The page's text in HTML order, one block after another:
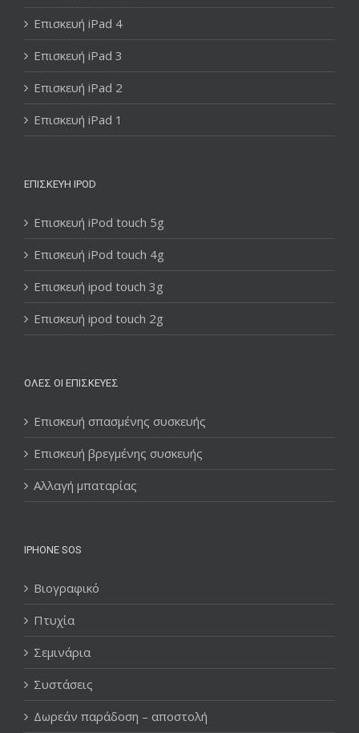
Επισκευή iPad 4
Επισκευή iPad 3
Επισκευή iPad 2
Επισκευή iPad 1
ΕΠΙΣΚΕΥΉ IPOD
Επισκευή iPod touch 5g
Επισκευή iPod touch 4g
Επισκευή ipod touch 3g
Επισκευή ipod touch 2g
ΌΛΕΣ ΟΙ ΕΠΙΣΚΕΥΈΣ
Επισκευή σπασμένης συσκευής
Επισκευή βρεγμένης συσκευής
Αλλαγή μπαταρίας
IPHONE SOS
Βιογραφικό
Πτυχία
Σεμινάρια
Συστάσεις
Δωρεάν παράδοση – αποστολή